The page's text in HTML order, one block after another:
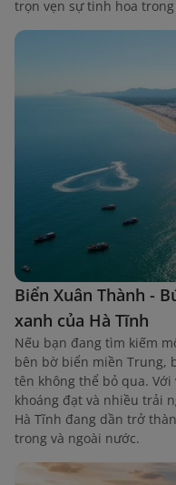
trọn vẹn sự tinh hoa
Biển Xuân Thành -
xanh của Hà Tĩnh
Nếu bạn đang tìm kiếm
bên bờ biển miền Trung,
tên không thể bỏ qua.
khoáng đạt và nhiều trải
Hà Tĩnh đang dần trở
trong và ngoài nước.